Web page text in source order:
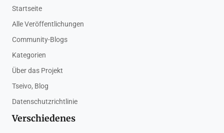
Startseite
Alle Veröffentlichungen
Community-Blogs
Kategorien
Über das Projekt
Tseivo, Blog
Datenschutzrichtlinie
Verschiedenes